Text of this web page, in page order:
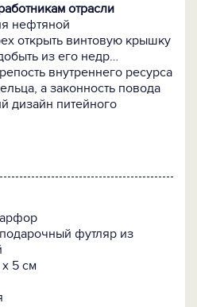
отрасли
нефтяной
открыть винтовую крышку
из его недр…
внутреннего ресурса
а законность повода
дизайн питейного
0,5 литра в точности
напоминание о долготе
уж затянулся.
использован в
подарочной
коллегам, друзьям,
футляр из
5 см